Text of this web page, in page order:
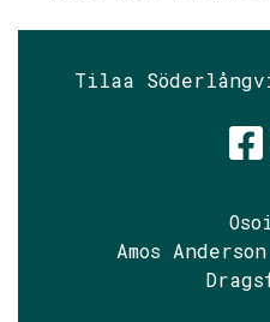
Tilaa
Amos